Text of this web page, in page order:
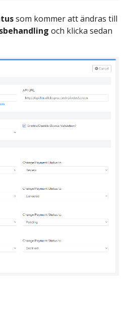
som kommer att ändras till
och klicka sedan